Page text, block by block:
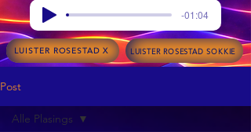
-01:04
LUISTER ROSESTAD X LUISTER ROSESTAD SOKKIE
Post
Alle Plasings